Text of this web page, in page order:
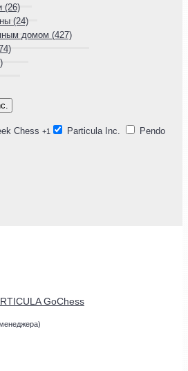
(26)
(24)
домом (427)
Chess +1 Particula Inc.
Pendo
GoChess